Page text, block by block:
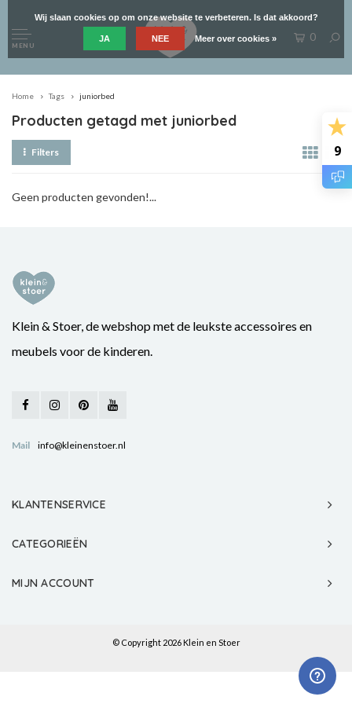
9
MENU
0
Home Tags juniorbed
Producten getagd met juniorbed
Filters
Geen producten gevonden!...
Klein & Stoer, de webshop met de leukste accessoires en
meubels voor de kinderen.
Mail info@kleinenstoer.nl
KLANTENSERVICE
CATEGORIEËN
MIJN ACCOUNT
© Copyright 2026 Klein en Stoer
Wij slaan cookies op om onze website te verbeteren. Is dat akkoord?
JA NEE Meer over cookies »